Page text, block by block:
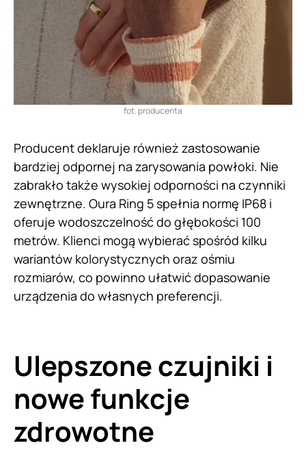
fot. producenta
Producent deklaruje również zastosowanie
bardziej odpornej na zarysowania powłoki. Nie
zabrakło także wysokiej odporności na czynniki
zewnętrzne. Oura Ring 5 spełnia normę IP68 i
oferuje wodoszczelność do głębokości 100
metrów. Klienci mogą wybierać spośród kilku
wariantów kolorystycznych oraz ośmiu
rozmiarów, co powinno ułatwić dopasowanie
urządzenia do własnych preferencji.
Ulepszone czujniki i
nowe funkcje
zdrowotne